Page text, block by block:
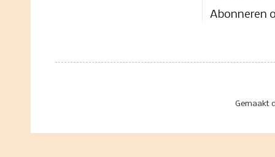
Abonneren
Gemaakt